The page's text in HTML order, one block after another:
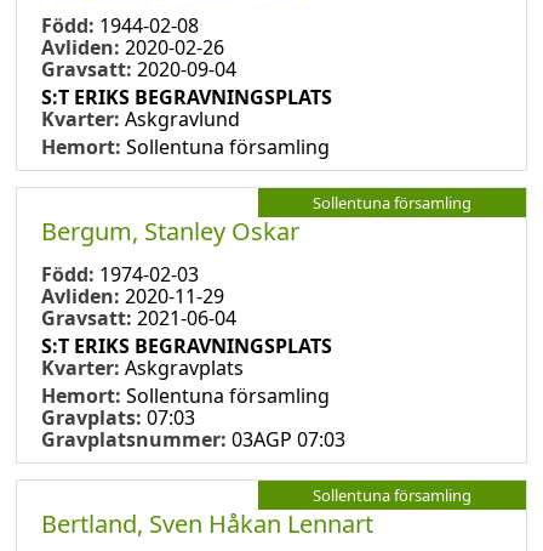
Född: 1944-02-08
Avliden: 2020-02-26
Gravsatt: 2020-09-04
S:T ERIKS BEGRAVNINGSPLATS
Kvarter: Askgravlund
Hemort: Sollentuna församling
Sollentuna församling
Bergum, Stanley Oskar
Född: 1974-02-03
Avliden: 2020-11-29
Gravsatt: 2021-06-04
S:T ERIKS BEGRAVNINGSPLATS
Kvarter: Askgravplats
Hemort: Sollentuna församling
Gravplats: 07:03
Gravplatsnummer: 03AGP 07:03
Sollentuna församling
Bertland, Sven Håkan Lennart